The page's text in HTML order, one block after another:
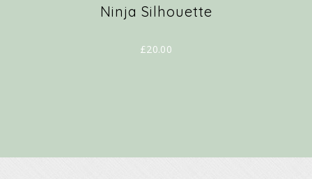
Ninja Silhouette
£20.00